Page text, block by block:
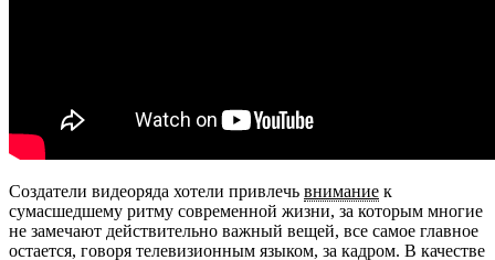
Создатели видеоряда хотели привлечь внимание к
сумасшедшему ритму современной жизни, за которым многие
не замечают действительно важный вещей, все самое главное
остается, говоря телевизионным языком, за кадром. В качестве